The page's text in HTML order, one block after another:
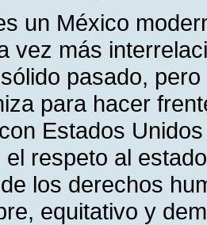
un México
vez más
pasado,
para hacer
Estados
respeto al
los derechos
equitativo y